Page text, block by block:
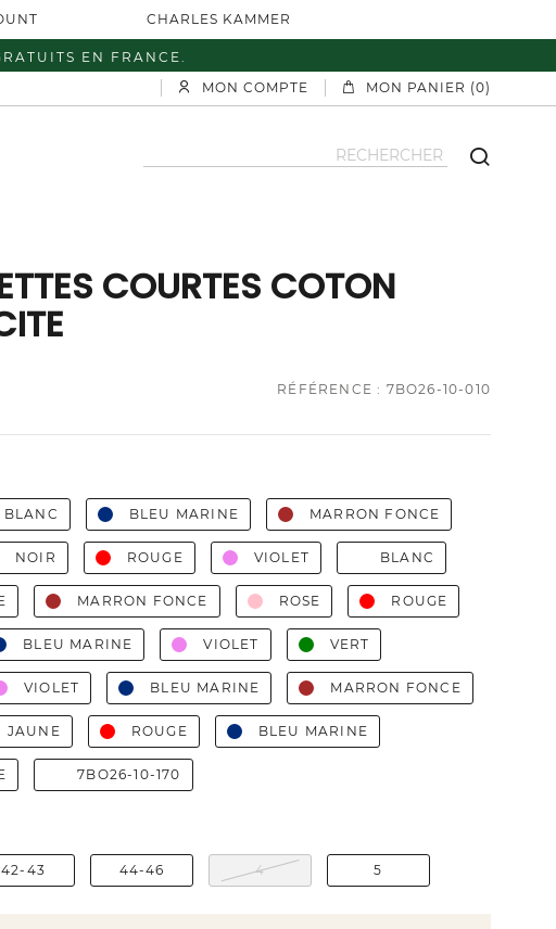
CHARLES KAMMER
EN FRANCE.
MON COMPTE MON PANIER (0)
COURTES COTON
RÉFÉRENCE : 7BO26-10-010
BLANC BLEU MARINE MARRON FONCE
NOIR ROUGE VIOLET BLANC
MARRON FONCE ROSE ROUGE
BLEU MARINE VIOLET VERT
VIOLET BLEU MARINE MARRON FONCE
JAUNE ROUGE BLEU MARINE
7BO26-10-170
42-43 44-46 4 5